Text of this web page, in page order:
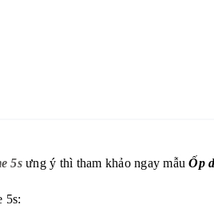
5sưng ý thì tham khảo ngay mẫuỐp
5s: